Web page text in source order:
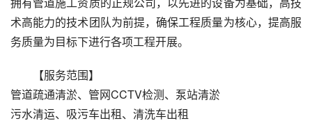
术高能力的技术团队为前提，确保工程质量为核心，提高服
务质量为目标下进行各项工程开展。
【服务范围】
管道疏通清淤、管网CCTV检测、泵站清淤
污水清运、吸污车出租、清洗车出租